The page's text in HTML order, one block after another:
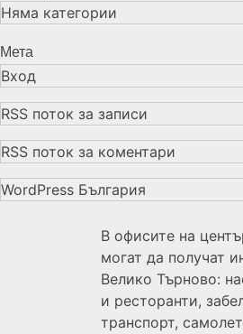
Няма категории
Мета
Вход
RSS поток за записи
RSS поток за коментари
WordPress България
В офисите на
могат да получат
Велико Търново:
и ресторанти,
транспорт,